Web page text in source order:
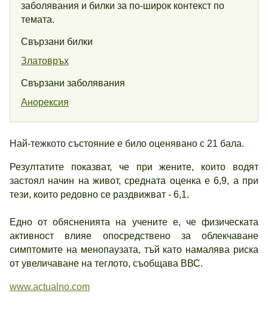
заболявания и билки за по-широк контекст по
темата.
Свързани билки
Златовръх
Свързани заболявания
Анорексия
Най-тежкото състояние е било оценявано с 21 бала.
Резултатите показват, че при жените, които водят
застоял начин на живот, средната оценка е 6,9, а при
тези, които редовно се раздвижват - 6,1.
Едно от обясненията на учените е, че физическата
активност влияе опосредствено за облекчаване
симптомите на менопаузата, тъй като намалява риска
от увеличаване на теглото, съобщава ВВС.
www.actualno.com